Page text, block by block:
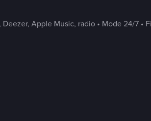
Apple Music, radio • Mode 24/7 •